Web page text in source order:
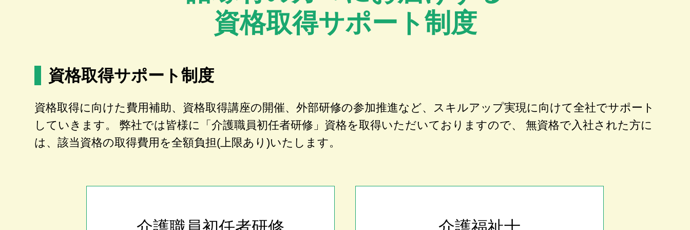
資格取得サポート制度
資格取得サポート制度
資格取得に向けた費用補助、資格取得講座の開催、外部研修の参加推進など、スキルアップ実現に向けて全社でサポート
していきます。 弊社では皆様に「介護職員初任者研修」資格を取得いただいておりますので、 無資格で入社された方に
は、該当資格の取得費用を全額負担(上限あり)いたします。